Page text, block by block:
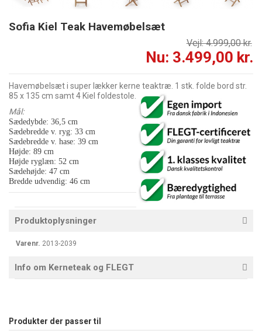
Sofia Kiel Teak Havemøbelsæt
Vejl: 4.999,00 kr.
Nu: 3.499,00 kr.
Havemøbelsæt i super lækker kerne teaktræ. 1 stk. folde bord str.
85 x 135 cm samt 4 Kiel foldestole.
Mål:
Sædedybde: 36,5 cm
Sædebredde v. ryg: 33 cm
Sædebredde v. hase: 39 cm
Højde: 89 cm
Højde ryglæn: 52 cm
Sædehøjde: 47 cm
Bredde udvendig: 46 cm
Produktoplysninger
Varenr. 2013-2039
Info om Kerneteak og FLEGT
Produkter der passer til